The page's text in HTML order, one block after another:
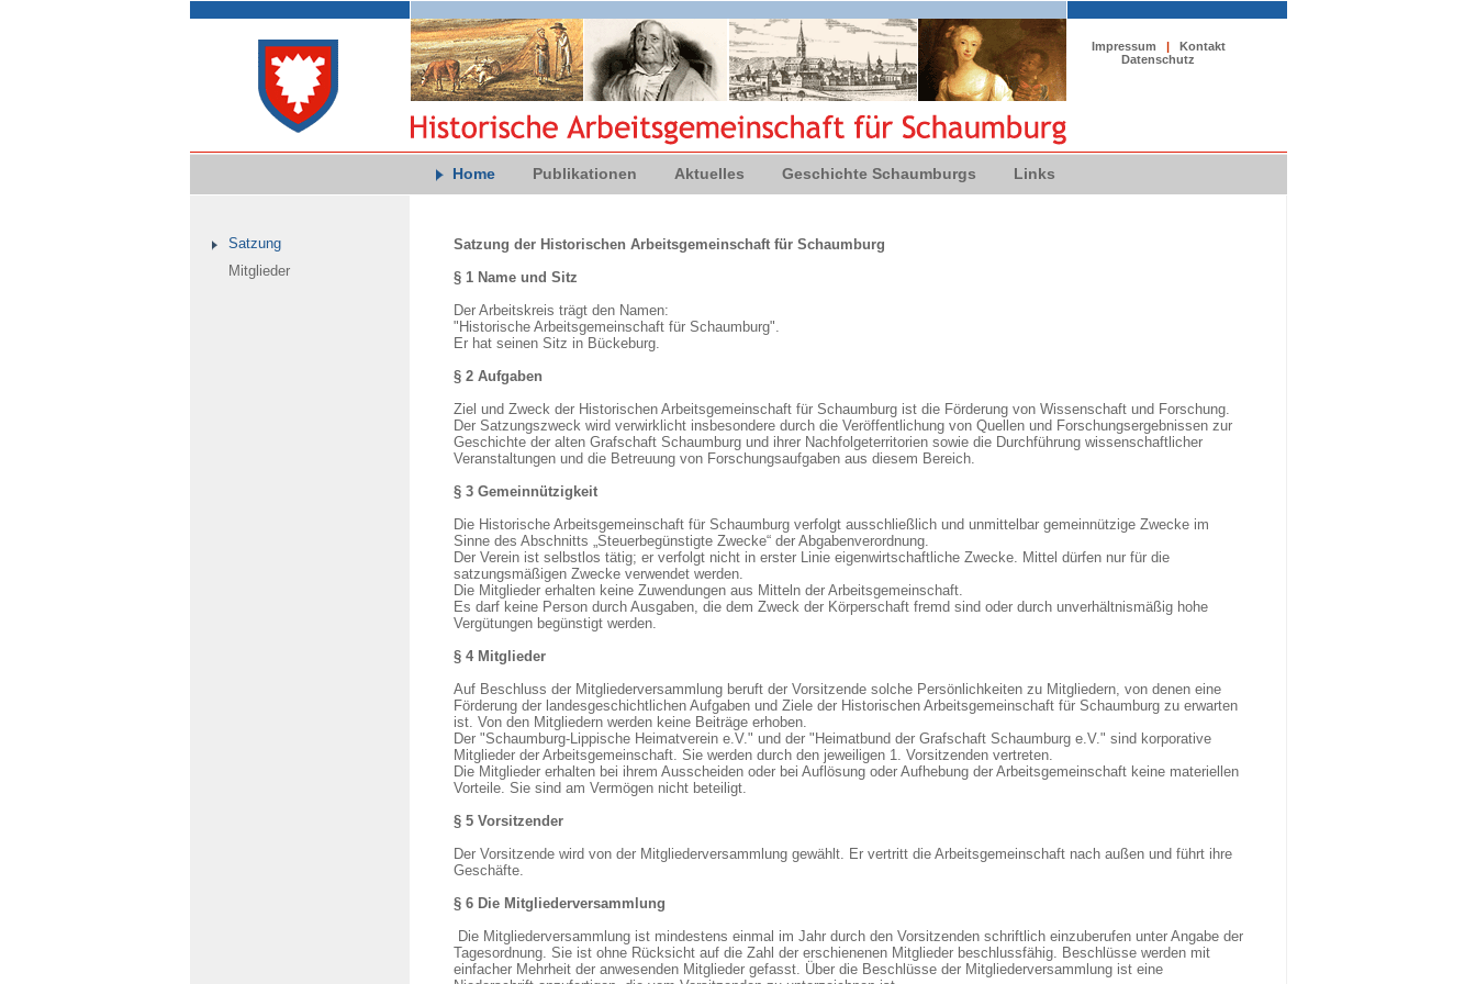
Impressum |
Kontakt
Datenschutz
Home Publikationen Aktuelles Geschichte Schaumburgs Links
Satzung
Mitglieder
Satzung der Historischen Arbeitsgemeinschaft für Schaumburg
§ 1 Name und Sitz
Der Arbeitskreis trägt den Namen:
"Historische Arbeitsgemeinschaft für Schaumburg".
Er hat seinen Sitz in Bückeburg.
§ 2 Aufgaben
Ziel und Zweck der Historischen Arbeitsgemeinschaft für Schaumburg ist die Förderung von Wissenschaft und Forschung.
Der Satzungszweck wird verwirklicht insbesondere durch die Veröffentlichung von Quellen und Forschungsergebnissen zur
Geschichte der alten Grafschaft Schaumburg und ihrer Nachfolgeterritorien sowie die Durchführung wissenschaftlicher
Veranstaltungen und die Betreuung von Forschungsaufgaben aus diesem Bereich.
§ 3 Gemeinnützigkeit
Die Historische Arbeitsgemeinschaft für Schaumburg verfolgt ausschließlich und unmittelbar gemeinnützige Zwecke im
Sinne des Abschnitts „Steuerbegünstigte Zwecke“ der Abgabenverordnung.
Der Verein ist selbstlos tätig; er verfolgt nicht in erster Linie eigenwirtschaftliche Zwecke. Mittel dürfen nur für die
satzungsmäßigen Zwecke verwendet werden.
Die Mitglieder erhalten keine Zuwendungen aus Mitteln der Arbeitsgemeinschaft.
Es darf keine Person durch Ausgaben, die dem Zweck der Körperschaft fremd sind oder durch unverhältnismäßig hohe
Vergütungen begünstigt werden.
§ 4 Mitglieder
Auf Beschluss der Mitgliederversammlung beruft der Vorsitzende solche Persönlichkeiten zu Mitgliedern, von denen eine
Förderung der landesgeschichtlichen Aufgaben und Ziele der Historischen Arbeitsgemeinschaft für Schaumburg zu erwarten
ist. Von den Mitgliedern werden keine Beiträge erhoben.
Der "Schaumburg-Lippische Heimatverein e.V." und der "Heimatbund der Grafschaft Schaumburg e.V." sind korporative
Mitglieder der Arbeitsgemeinschaft. Sie werden durch den jeweiligen 1. Vorsitzenden vertreten.
Die Mitglieder erhalten bei ihrem Ausscheiden oder bei Auflösung oder Aufhebung der Arbeitsgemeinschaft keine materiellen
Vorteile. Sie sind am Vermögen nicht beteiligt.
§ 5 Vorsitzender
Der Vorsitzende wird von der Mitgliederversammlung gewählt. Er vertritt die Arbeitsgemeinschaft nach außen und führt ihre
Geschäfte.
§ 6 Die Mitgliederversammlung
Die Mitgliederversammlung ist mindestens einmal im Jahr durch den Vorsitzenden schriftlich einzuberufen unter Angabe der
Tagesordnung. Sie ist ohne Rücksicht auf die Zahl der erschienenen Mitglieder beschlussfähig. Beschlüsse werden mit
einfacher Mehrheit der anwesenden Mitglieder gefasst. Über die Beschlüsse der Mitgliederversammlung ist eine